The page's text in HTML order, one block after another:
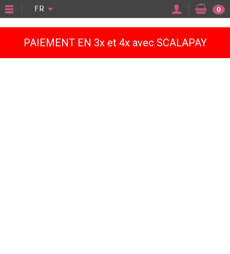
PAIEMENT EN 3x et 4x avec SCALAPAY
FR 0